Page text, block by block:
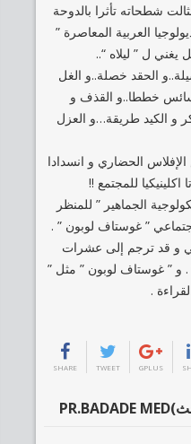
شطحاته تأثرا بالدوحة
العربية المعاصرة ”
يغني ل ” ليلاه “..
الحقد خصلة..و الغل
خططا..و القذف و
و الكيد طريقة…و العزل
الحضاري و انسدادا
للمجتمع !!
الجماهير ” للمنظر
” غوستاف لوبون ” .
و قد ترجم إلى عشرات
. و ” غوستاف لوبون ” مثل ”
.
SHARE TWEET GPLUS